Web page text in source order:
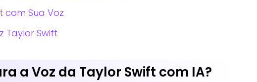
com Sua Voz
Taylor Swift
a Voz da Taylor Swift com IA?